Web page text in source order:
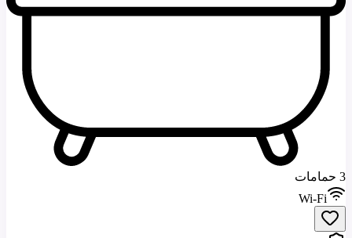
3 حمامات
Wi-Fi